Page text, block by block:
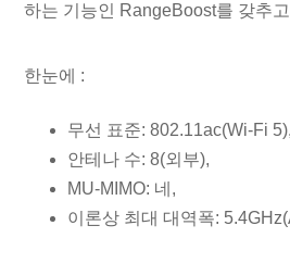
하는 기능인 RangeBoost를 갖추
한눈에 :
무선 표준: 802.11ac(Wi-Fi 5),
안테나 수: 8(외부),
MU-MIMO: 네,
이론상 최대 대역폭: